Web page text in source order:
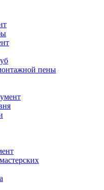
пены